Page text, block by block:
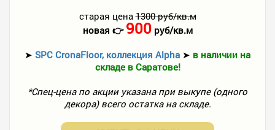
старая цена1300 руб/кв.м
новая 👉 900руб/кв.м
➤ SPC CronaFloor, коллекция Alpha ➤ в наличии на
складе в Саратове!
*Спец-цена по акции указана при выкупе (одного
декора) всего остатка на складе.